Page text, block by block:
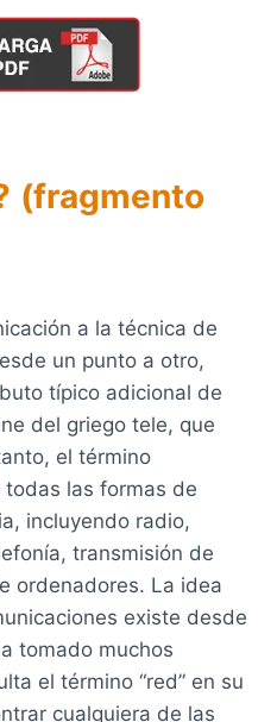
(fragmento
a la técnica de
un punto a otro,
típico adicional de
del griego tele, que
el término
las formas de
incluyendo radio,
transmisión de
ordenadores. La idea
existe desde
tomado muchos
el término “red” en su
cualquiera de las